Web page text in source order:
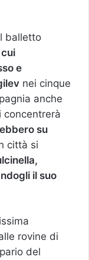
balletto
e
nei cinque
anche
concentrerà
su
città si
il suo
rovine di
del